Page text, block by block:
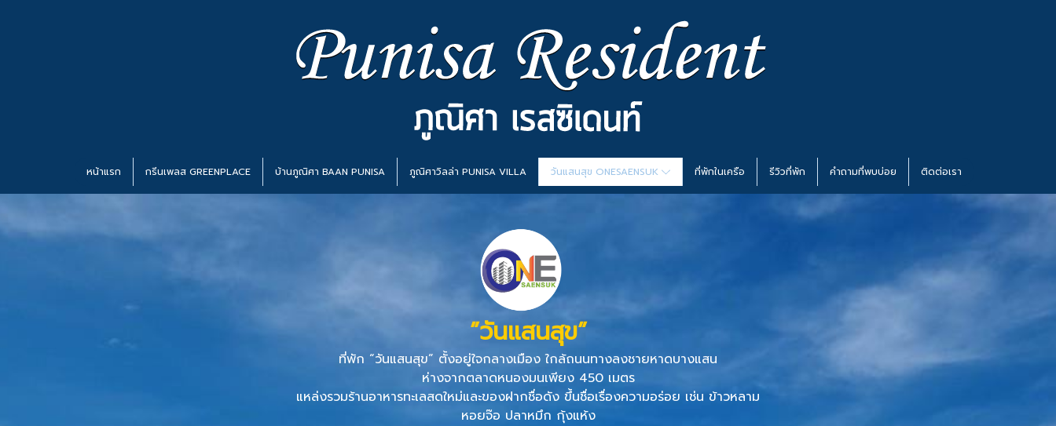
หน้าแรก กรีนเพลส GREENPLACE บ้านภูณิศา BAAN PUNISA ภูณิศาวิลล่า PUNISA VILLA วันแสนสุข ONESAENSUK ที่พักในเครือ รีวิวที่พัก คำถามที่พบบ่อย ติดต่อเรา
”วันแสนสุข”
ที่พัก “วันแสนสุข” ตั้งอยู่ใจกลางเมือง ใกล้ถนนทางลงชายหาดบางแสน
ห่างจากตลาดหนองมนเพียง 450 เมตร
แหล่งรวมร้านอาหารทะเลสดใหม่และของฝากชื่อดัง ขึ้นชื่อเรื่องความอร่อย เช่น ข้าวหลาม
หอยจ๊อ ปลาหมึก กุ้งแห้ง